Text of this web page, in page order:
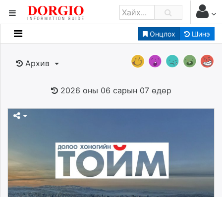
Онцлох Шинэ
Мэдээллийн
Банк санхүү
Нийслэлийн
caak.mn
news.mn
zindaa.mn
Архив
2026 оны 06 сарын 07 өдөр